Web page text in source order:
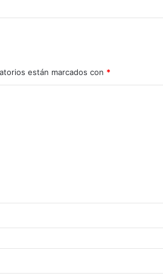
están marcados con *